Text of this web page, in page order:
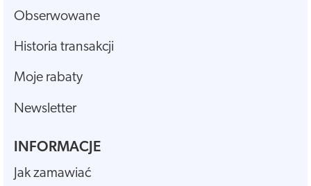
Obserwowane
Historia transakcji
Moje rabaty
Newsletter
INFORMACJE
Jak zamawiać